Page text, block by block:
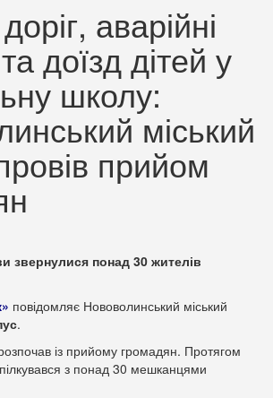
аварійні
доїзд дітей у
школу:
міський
прийом
звернулися понад 30 жителів
повідомляє Нововолинський міський
.
із прийому громадян. Протягом
з понад 30 мешканцями